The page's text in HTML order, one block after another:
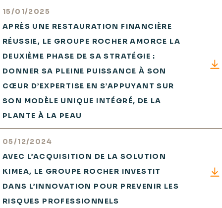
15/01/2025
APRÈS UNE RESTAURATION FINANCIÈRE
RÉUSSIE, LE GROUPE ROCHER AMORCE LA
DEUXIÈME PHASE DE SA STRATÉGIE :
DONNER SA PLEINE PUISSANCE À SON
CŒUR D’EXPERTISE EN S’APPUYANT SUR
SON MODÈLE UNIQUE INTÉGRÉ, DE LA
PLANTE À LA PEAU
05/12/2024
AVEC L’ACQUISITION DE LA SOLUTION
KIMEA, LE GROUPE ROCHER INVESTIT
DANS L’INNOVATION POUR PREVENIR LES
RISQUES PROFESSIONNELS